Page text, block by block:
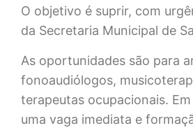
O objetivo é suprir, com
da Secretaria Municipal de
As oportunidades são para
fonoaudiólogos,
terapeutas ocupacionais.
uma vaga imediata e